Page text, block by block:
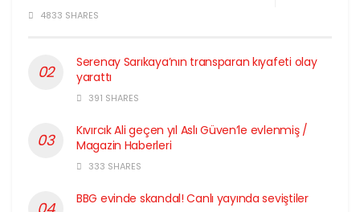
4833 SHARES
Serenay Sarıkaya’nın transparan kıyafeti olay
yarattı
391 SHARES
Kıvırcık Ali geçen yıl Aslı Güven’le evlenmiş /
Magazin Haberleri
333 SHARES
BBG evinde skandal! Canlı yayında seviştiler